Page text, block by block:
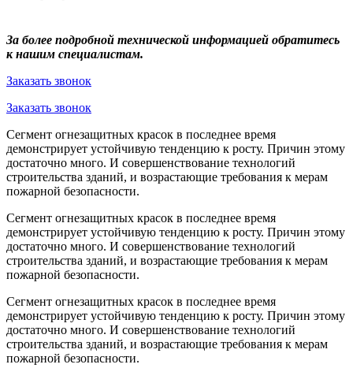
За более подробной технической информацией обратитесь
к нашим специалистам.
Заказать звонок
Заказать звонок
Сегмент огнезащитных красок в последнее время
демонстрирует устойчивую тенденцию к росту. Причин этому
достаточно много. И совершенствование технологий
строительства зданий, и возрастающие требования к мерам
пожарной безопасности.
Сегмент огнезащитных красок в последнее время
демонстрирует устойчивую тенденцию к росту. Причин этому
достаточно много. И совершенствование технологий
строительства зданий, и возрастающие требования к мерам
пожарной безопасности.
Сегмент огнезащитных красок в последнее время
демонстрирует устойчивую тенденцию к росту. Причин этому
достаточно много. И совершенствование технологий
строительства зданий, и возрастающие требования к мерам
пожарной безопасности.